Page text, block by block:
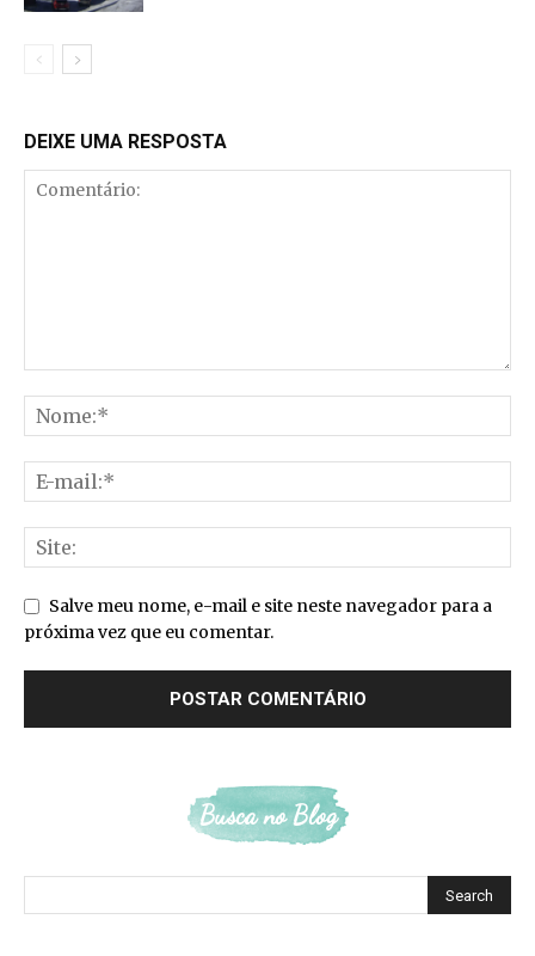
DEIXE UMA RESPOSTA
Salve meu nome, e-mail e site neste navegador para a
próxima vez que eu comentar.
Busca no Blog